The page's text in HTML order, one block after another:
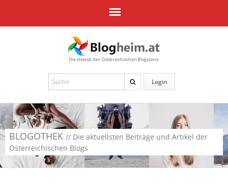
Die Heimat der Österreichischen Blogszene
Login
BLOGOTHEK // Die aktuellsten Beiträge und Artikel der
Österreichischen Blogs